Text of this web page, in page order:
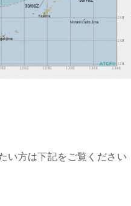
い方は下記をご覧ください